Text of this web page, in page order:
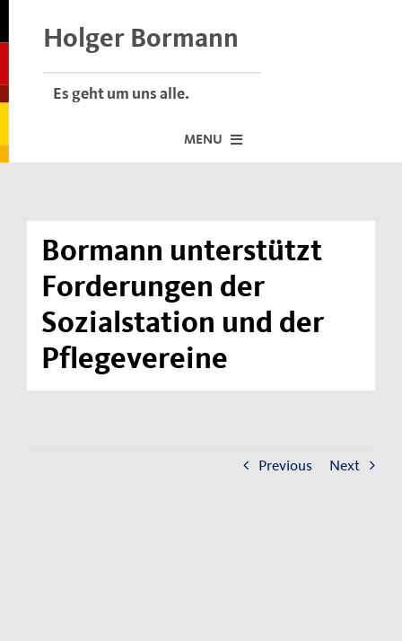
Holger Bormann
Es geht um uns alle.
MENU
Dafür stehe ich
Termine vor Ort
Neuigkeiten
Bormann unterstützt
Forderungen der
Sozialstation und der
Pflegevereine
Previous Next